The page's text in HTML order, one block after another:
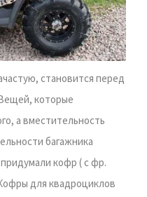
становится перед
которые
а вместительность
багажника
кофр ( с фр.
для квадроциклов